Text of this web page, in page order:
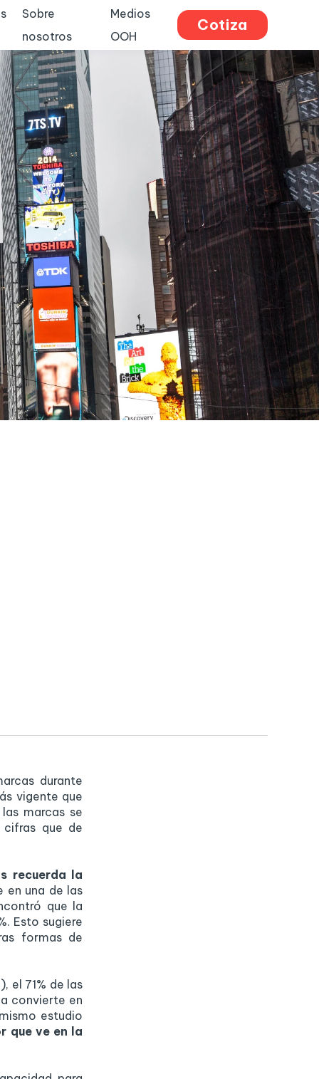
Sobre
nosotros
Medios
OOH
Cotiza
durante
vigente que
marcas se
que de
recuerda la
en una de las
que la
Esto sugiere
formas de
el 71% de las
convierte en
estudio
que ve en la